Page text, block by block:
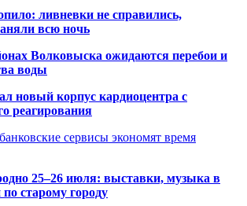
ливневки не справились,
всю ночь
Волковыска ожидаются перебои и
воды
новый корпус кардиоцентра с
реагирования
сервисы экономят время
25–26 июля: выставки, музыка в
старому городу